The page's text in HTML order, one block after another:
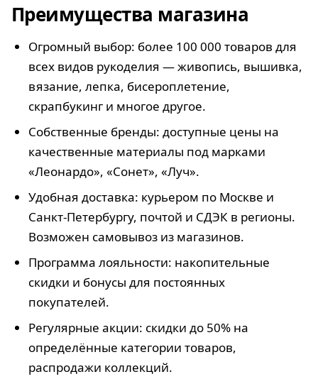
Преимущества магазина
Огромный выбор: более 100 000 товаров для
всех видов рукоделия — живопись, вышивка,
вязание, лепка, бисероплетение,
скрапбукинг и многое другое.
Собственные бренды: доступные цены на
качественные материалы под марками
«Леонардо», «Сонет», «Луч».
Удобная доставка: курьером по Москве и
Санкт-Петербургу, почтой и СДЭК в регионы.
Возможен самовывоз из магазинов.
Программа лояльности: накопительные
скидки и бонусы для постоянных
покупателей.
Регулярные акции: скидки до 50% на
определённые категории товаров,
распродажи коллекций.